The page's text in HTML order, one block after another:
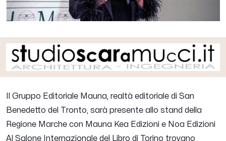
Il Gruppo Editoriale Mauna, realtà editoriale di San
Benedetto del Tronto, sarà presente allo stand della
Regione Marche con Mauna Kea Edizioni e Noa Edizioni
Al Salone Internazionale del Libro di Torino trovano